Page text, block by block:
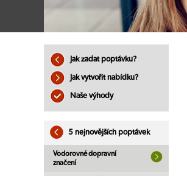
Jak zadat poptávku?
Jak vytvořit nabídku?
Naše výhody
5 nejnovějších poptávek
Vodorovné dopravní
značení